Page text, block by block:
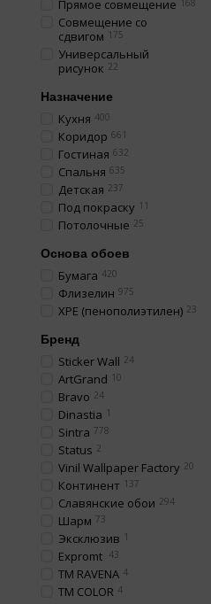
Прямое совмещение 168
Совмещение со
сдвигом 175
Универсальный
рисунок 22
Назначение
Кухня 400
Коридор 661
Гостиная 632
Спальня 635
Детская 237
Под покраску 11
Потолочные 25
Основа обоев
Бумага 420
Флизелин 975
XPE (пенополиэтилен) 23
Бренд
Sticker Wall 24
ArtGrand 10
Bravo 24
Dinastia 1
Sintra 778
Status 2
Vinil Wallpaper Factory 20
Континент 137
Славянские обои 294
Шарм 73
Эксклюзив 1
Expromt 43
TM RAVENA 4
TM COLOR 4